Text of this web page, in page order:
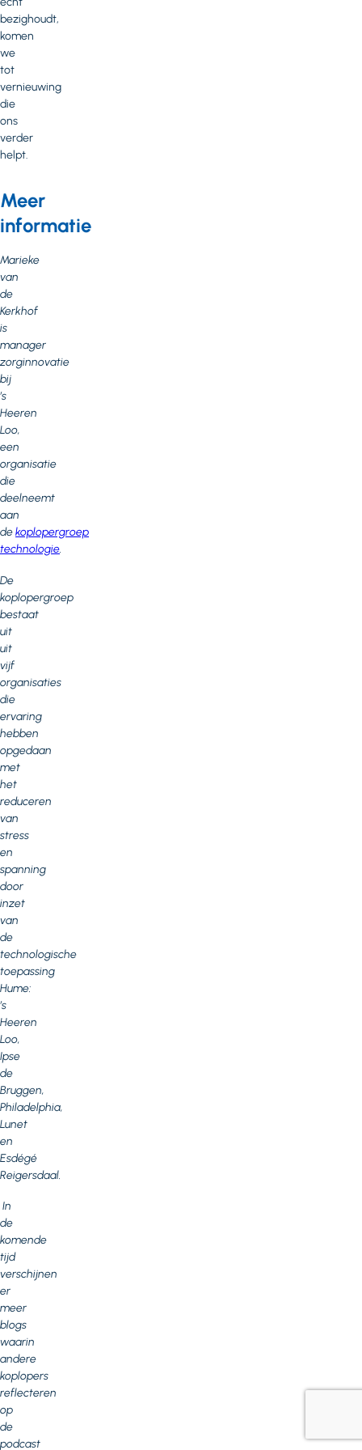
bezighoudt,
komen
we
tot
vernieuwing
die
ons
verder
helpt.
Meer
informatie
Marieke
van
de
Kerkhof
is
manager
zorginnovatie
bij
’s
Heeren
Loo,
een
organisatie
die
deelneemt
aan
dekoplopergroep
technologie.
De
koplopergroep
bestaat
uit
uit
vijf
organisaties
die
ervaring
hebben
opgedaan
met
het
reduceren
van
stress
en
spanning
door
inzet
van
de
technologische
toepassing
Hume:
’s
Heeren
Loo,
Ipse
de
Bruggen,
Philadelphia,
Lunet
en
Esdégé
Reigersdaal.
In
de
komende
tijd
verschijnen
er
meer
blogs
waarin
andere
koplopers
reflecteren
op
de
podcast